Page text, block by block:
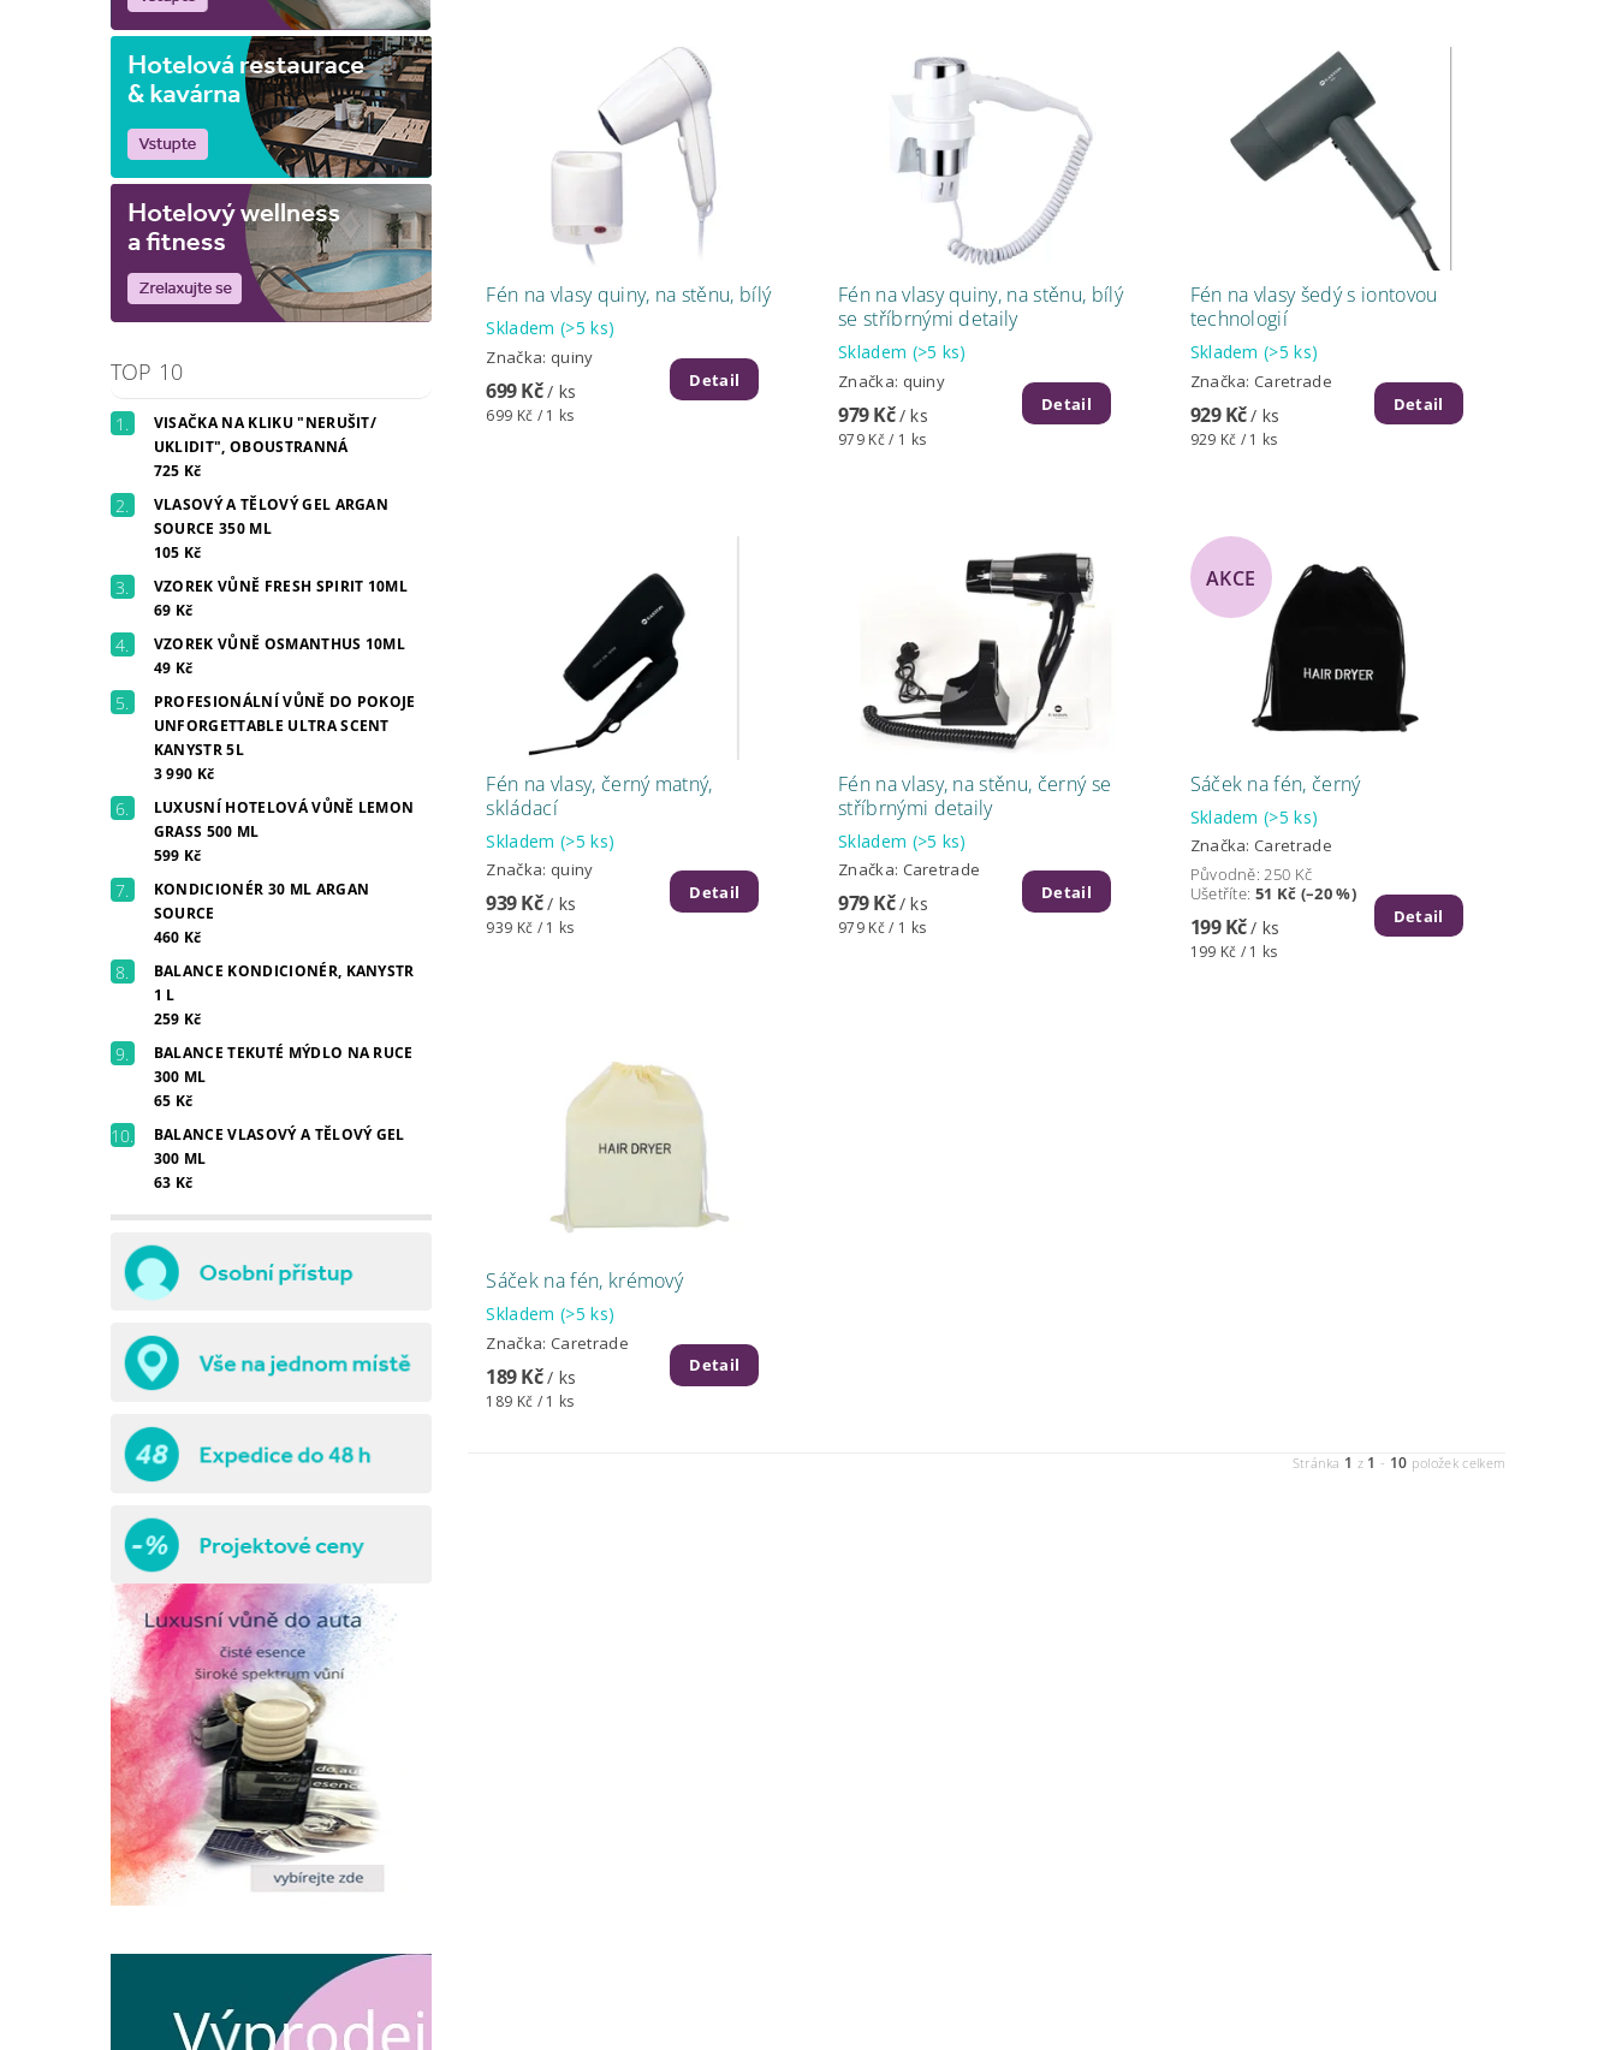
TOP 10
VISAČKA NA KLIKU "NERUŠIT/
UKLIDIT", OBOUSTRANNÁ
725 Kč
VLASOVÝ A TĚLOVÝ GEL ARGAN
SOURCE 350 ML
105 Kč
VZOREK VŮNĚ FRESH SPIRIT 10ML
69 Kč
VZOREK VŮNĚ OSMANTHUS 10ML
49 Kč
PROFESIONÁLNÍ VŮNĚ DO POKOJE
UNFORGETTABLE ULTRA SCENT
KANYSTR 5L
3 990 Kč
LUXUSNÍ HOTELOVÁ VŮNĚ LEMON
GRASS 500 ML
599 Kč
KONDICIONÉR 30 ML ARGAN
SOURCE
460 Kč
BALANCE KONDICIONÉR, KANYSTR
1 L
259 Kč
BALANCE TEKUTÉ MÝDLO NA RUCE
300 ML
65 Kč
BALANCE VLASOVÝ A TĚLOVÝ GEL
300 ML
63 Kč
Fén na vlasy quiny, na stěnu, bílý
Skladem (>5 ks)
Značka: quiny
699 Kč/ ks
699 Kč / 1 ks
Detail
Fén na vlasy quiny, na stěnu, bílý
se stříbrnými detaily
Skladem (>5 ks)
Značka: quiny
979 Kč/ ks
979 Kč / 1 ks
Detail
Fén na vlasy šedý s iontovou
technologií
Skladem(>5 ks)
Značka: Caretrade
929 Kč/ ks
929 Kč / 1 ks
Detail
Fén na vlasy, černý matný,
skládací
Skladem (>5 ks)
Značka: quiny
939 Kč/ ks
939 Kč / 1 ks
Detail
Fén na vlasy, na stěnu, černý se
stříbrnými detaily
Skladem (>5 ks)
Značka: Caretrade
979 Kč/ ks
979 Kč / 1 ks
Detail
AKCE
Sáček na fén, černý
Skladem(>5 ks)
Značka: Caretrade
Původně:250 Kč
Ušetříte: 51 Kč (–20 %)
199 Kč/ ks
199 Kč / 1 ks
Detail
Sáček na fén, krémový
Skladem (>5 ks)
Značka: Caretrade
189 Kč/ ks
189 Kč / 1 ks
Detail
Stránka 1 z 1 - 10 položek celkem